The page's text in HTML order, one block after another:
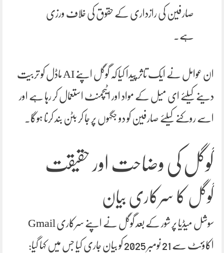
صارفین کی رازداری کے حقوق کی خلاف ورزی
ہے۔
ان عوامل نے ایک تاثر پیدا کیا کہ گوگل اپنے AI ماڈل کو تربیت
دینے کیلئے ای میل کے مواد اور اٹیچمنٹ استعمال کر رہا ہے اور
اسے روکنے کیلئے صارفین کو دو جگہوں پر جا کر بٹن بند کرنا ہوگا۔
گوگل کی وضاحت اور حقیقت
گوگل کا سرکاری بیان
سوشل میڈیا پر شور کے بعد گوگل نے اپنے سرکاری Gmail
اکاؤنٹ سے 21 نومبر 2025 کو بیان جاری کیا جس میں کہا گیا: